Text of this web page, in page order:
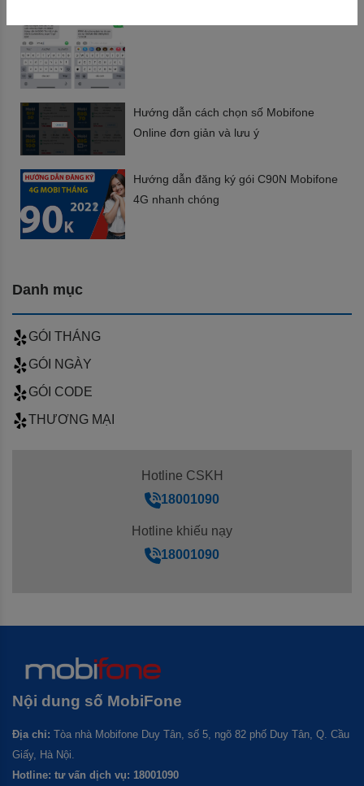
Hướng dẫn cách chọn số Mobifone
Online đơn giản và lưu ý
Hướng dẫn đăng ký gói C90N Mobifone
4G nhanh chóng
Danh mục
GÓI THÁNG
GÓI NGÀY
GÓI CODE
THƯƠNG MẠI
Hotline CSKH
18001090
Hotline khiếu nạy
18001090
Nội dung số MobiFone
Địa chỉ: Tòa nhà Mobifone Duy Tân, số 5, ngõ 82 phố Duy Tân, Q. Cầu
Giấy, Hà Nội.
Hotline: tư vấn dịch vụ: 18001090